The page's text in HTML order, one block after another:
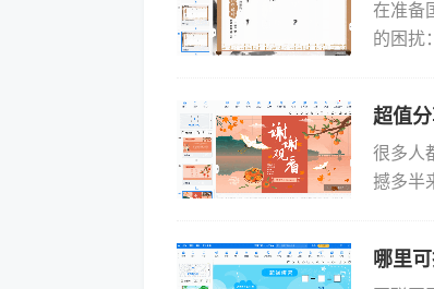
在准备
的困扰
超值
很多人
撼多半
哪里